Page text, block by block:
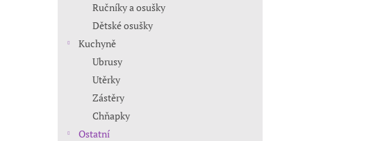
Ručníky a osušky
Dětské osušky
Kuchyně
Ubrusy
Utěrky
Zástěry
Chňapky
Ostatní